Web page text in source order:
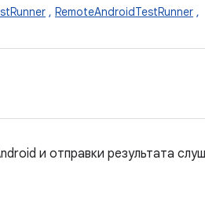
, RemoteAndroidTestRunner ,
и отправки результата